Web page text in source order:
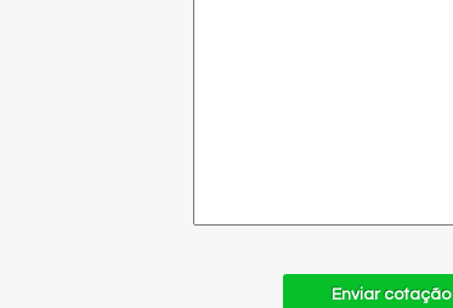
Enviar cotação